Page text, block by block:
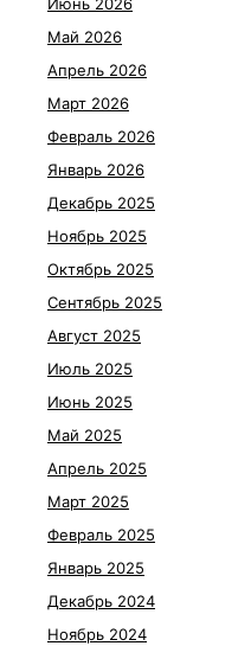
Май 2026
Апрель 2026
Март 2026
Февраль 2026
Январь 2026
Декабрь 2025
Ноябрь 2025
Октябрь 2025
Сентябрь 2025
Август 2025
Июль 2025
Июнь 2025
Май 2025
Апрель 2025
Март 2025
Февраль 2025
Январь 2025
Декабрь 2024
Ноябрь 2024